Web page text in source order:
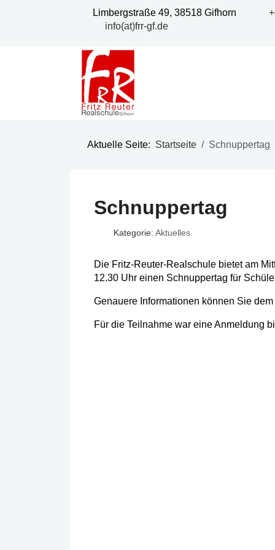
Limbergstraße 49, 38518 Gifhorn
info(at)frr-gf.de
Aktuelle Seite: Startseite Schnuppertag
Schnuppertag
Kategorie: Aktuelles
Die Fritz-Reuter-Realschule bietet am
12.30 Uhr einen Schnuppertag für
Genauere Informationen können Sie dem
Für die Teilnahme war eine Anmeldung